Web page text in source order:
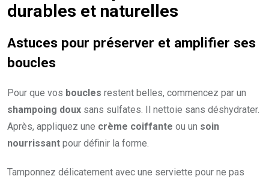
durables et naturelles
Astuces pour préserver et amplifier ses
boucles
Pour que vos boucles restent belles, commencez par un
shampoing doux sans sulfates. Il nettoie sans déshydrater.
Après, appliquez une crème coiffante ou un soin
nourrissant pour définir la forme.
Tamponnez délicatement avec une serviette pour ne pas